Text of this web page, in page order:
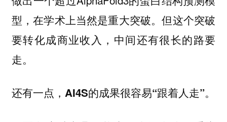
型，在学术上当然是重大突破。但这个突破
要转化成商业收入，中间还有很长的路要
走。
还有一点， AI4S的成果很容易“跟着人走”。